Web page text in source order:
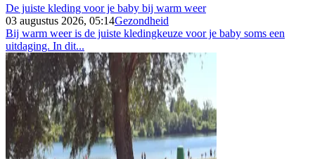
De juiste kleding voor je baby bij warm weer
03 augustus 2026, 05:14Gezondheid
Bij warm weer is de juiste kledingkeuze voor je baby soms een
uitdaging. In dit...